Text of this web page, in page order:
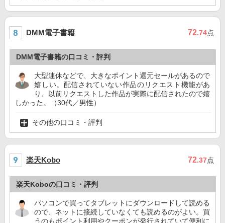
DMM電子書籍 72.74点
DMM電子書籍の口コミ・評判
大型連休などで、大きなポイント還元セールがあるので
嬉しい。配信されていない作品のリクエスト機能があ
り、以前リクエストした作品が実際に配信されたので嬉
しかった。（30代／男性）
その他の口コミ・評判
楽天Kobo 72.37点
楽天Koboの口コミ・評判
パソコンで買ってタブレットにダウンロードして読める
ので、ネットに接続していなくても読めるのがよい。買
うのもポイント利用やクーポンが発行されていて便利に